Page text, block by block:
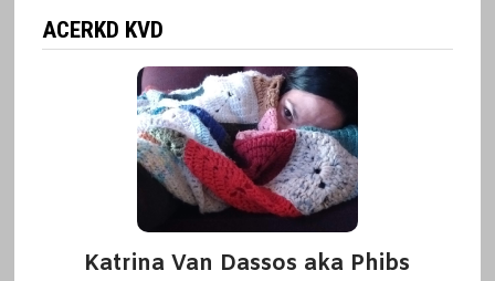
ACERKD KVD
Katrina Van Dassos aka Phibs